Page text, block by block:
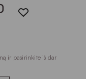
ir pasirinkite iš dar